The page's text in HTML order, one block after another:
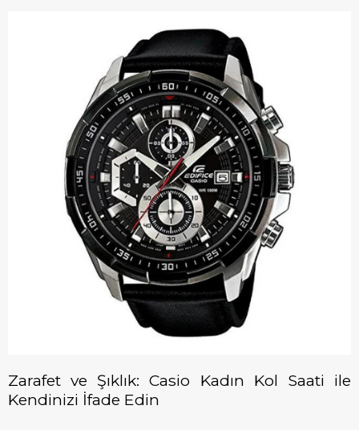
Zarafet ve Şıklık: Casio Kadın Kol Saati ile
Kendinizi İfade Edin